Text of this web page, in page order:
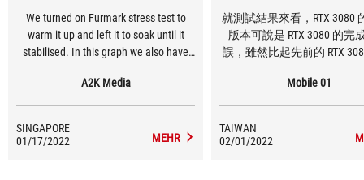
We turned on Furmark stress test to
warm it up and left it to soak until it
stabilised. In this graph we also have
comparison but they are not even in the
same league. RTX 3080 is hovering in
indication that there is plenty of room
A2K Media
SINGAPORE
01/17/2022
MEHR
就測試結果來看，RTX 3080
版本可說是 RTX 3080 的完
誤，雖然比起先前的 RTX
主要遊戲大作，甚至是在
下光線追蹤效果全開，性能
DLSS 功能，也只需要開到
Mobile 01
TAIWAN
02/01/2022